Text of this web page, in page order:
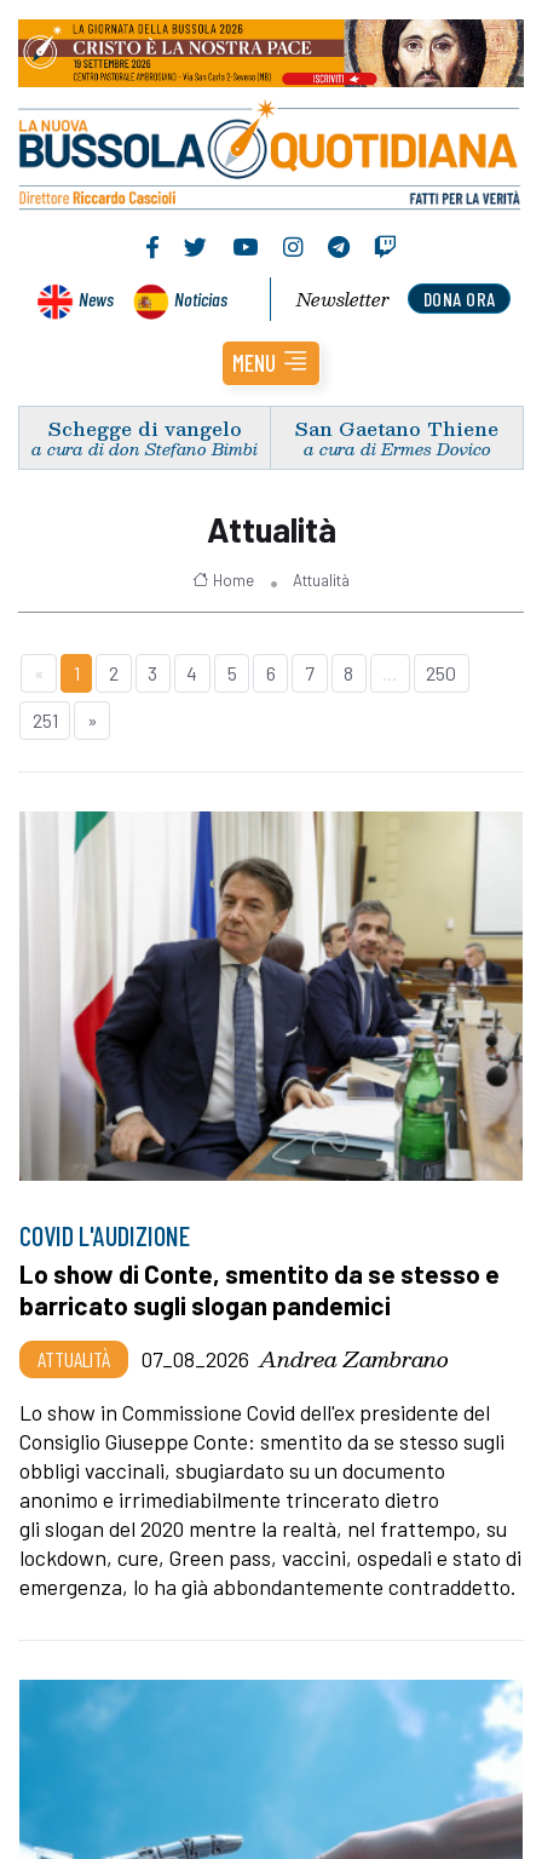
News Noticias DONA ORA
Newsletter
MENU
Schegge di vangelo
a cura di don Stefano Bimbi
San Gaetano Thiene
a cura di Ermes Dovico
Attualità
Home Attualità
« 1 2 3 4 5 6 7 8 250
251 »
COVID L'AUDIZIONE
Lo show di Conte, smentito da se stesso e
barricato sugli slogan pandemici
ATTUALITÀ 07_08_2026 Andrea Zambrano
Lo show in Commissione Covid dell'ex presidente del
Consiglio Giuseppe Conte: smentito da se stesso sugli
obbligi vaccinali, sbugiardato su un documento
anonimo e irrimediabilmente trincerato dietro
gli slogan del 2020 mentre la realtà, nel frattempo, su
lockdown, cure, Green pass, vaccini, ospedali e stato di
emergenza, lo ha già abbondantemente contraddetto.